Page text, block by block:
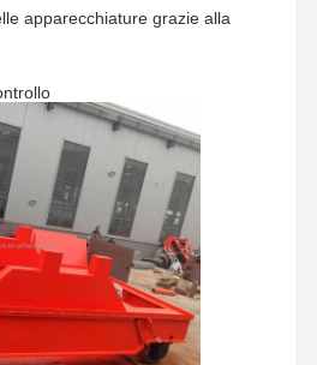
Video Chi Siamo
apparecchiature grazie alla